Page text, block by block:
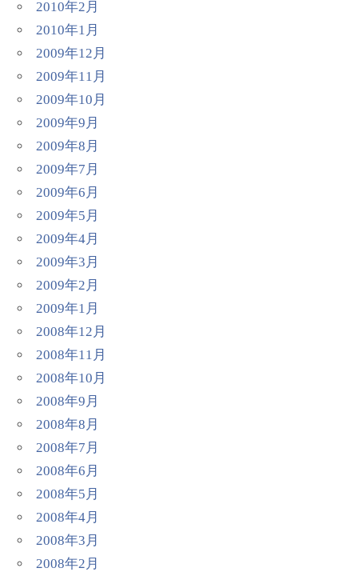
2010年2月
2010年1月
2009年12月
2009年11月
2009年10月
2009年9月
2009年8月
2009年7月
2009年6月
2009年5月
2009年4月
2009年3月
2009年2月
2009年1月
2008年12月
2008年11月
2008年10月
2008年9月
2008年8月
2008年7月
2008年6月
2008年5月
2008年4月
2008年3月
2008年2月